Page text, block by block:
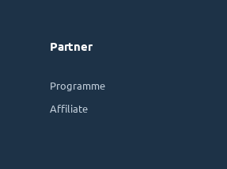
Partner
Programme
Affiliate